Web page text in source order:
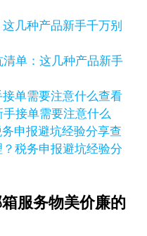
单：这几种产品新手
查看
接单需要注意什么
查
税务申报避坑经验分
服务物美价廉的